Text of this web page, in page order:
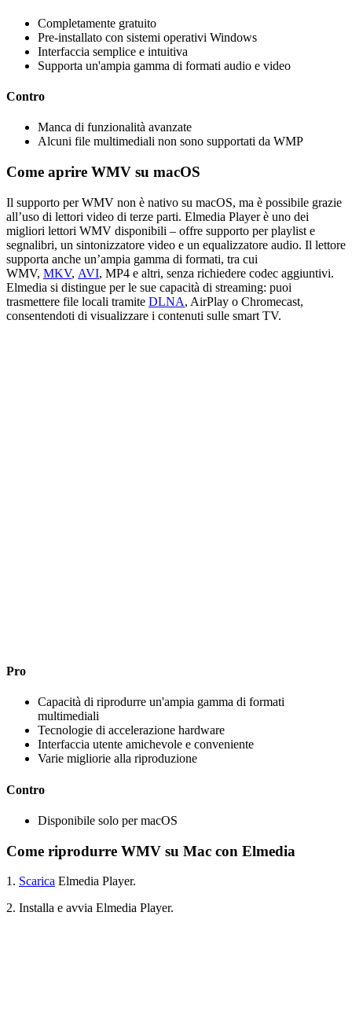
Completamente gratuito
Pre-installato con sistemi operativi Windows
Interfaccia semplice e intuitiva
Supporta un'ampia gamma di formati audio e video
Contro
Manca di funzionalità avanzate
Alcuni file multimediali non sono supportati da WMP
Come aprire WMV su macOS
Il supporto per WMV non è nativo su macOS, ma è possibile grazie
all’uso di lettori video di terze parti. Elmedia Player è uno dei
migliori lettori WMV disponibili – offre supporto per playlist e
segnalibri, un sintonizzatore video e un equalizzatore audio. Il lettore
supporta anche un’ampia gamma di formati, tra cui
WMV, MKV, AVI, MP4 e altri, senza richiedere codec aggiuntivi.
Elmedia si distingue per le sue capacità di streaming: puoi
trasmettere file locali tramite DLNA, AirPlay o Chromecast,
consentendoti di visualizzare i contenuti sulle smart TV.
Pro
Capacità di riprodurre un'ampia gamma di formati
multimediali
Tecnologie di accelerazione hardware
Interfaccia utente amichevole e conveniente
Varie migliorie alla riproduzione
Contro
Disponibile solo per macOS
Come riprodurre WMV su Mac con Elmedia
1. Scarica Elmedia Player.
2. Installa e avvia Elmedia Player.